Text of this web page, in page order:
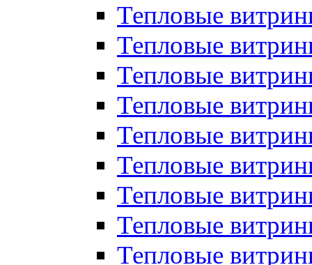
Тепловые
Тепловые
Тепловые
Тепловые
Тепловые
Тепловые
Тепловые
Тепловые
Тепловые